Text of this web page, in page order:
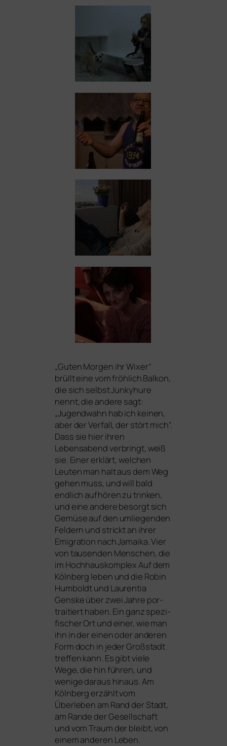
„Guten Morgen ihr Wixer”
brüllt eine vom fröh­lich Balkon,
die sich selbst Junkyhure
nennt, die ande­re sagt:
„Jugendwahn hab ich kei­nen,
aber der Verfall, der stört mich”.
Dass sie hier ihren
Lebensabend ver­bringt, weiß
sie. Einer erklärt, wel­chen
Leuten man halt aus dem Weg
gehen muss, und will bald
end­lich auf­hö­ren zu trin­ken,
und eine ande­re besorgt sich
Gemüse auf den umlie­gen­den
Feldern und strickt an ihrer
Emigration nach Jamaika. Vier
von tau­sen­den Menschen, die
im Hochhauskomplex Auf dem
Kölnberg leben und die Robin
Humboldt und Laurentia
Genske über zwei Jahre por­
trai­tiert haben. Ein ganz spe­zi­
fi­scher Ort und einer, wie man
ihn in der einen oder ande­ren
Form doch in jeder Großstadt
tref­fen kann. Es gibt vie­le
Wege, die hin füh­ren, und
weni­ge dar­aus hin­aus. Am
Kölnberg erzählt vom
Überleben am Rand der Stadt,
am Rande der Gesellschaft
und vom Traum der bleibt, von
einem ande­ren Leben.